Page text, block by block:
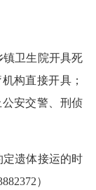
镇卫生院开具死
构直接开具；
安交警、刑侦
定遗体接运的时
）